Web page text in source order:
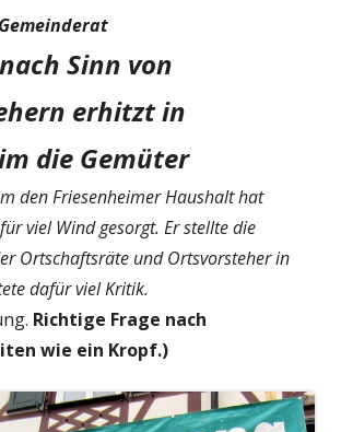
Sinn von
erhitzt in
die Gemüter
den Friesenheimer Haushalt hat
viel Wind gesorgt. Er stellte die
Ortschaftsräte und Ortsvorsteher in
dafür viel Kritik.
Richtige Frage nach
wie ein Kropf.)